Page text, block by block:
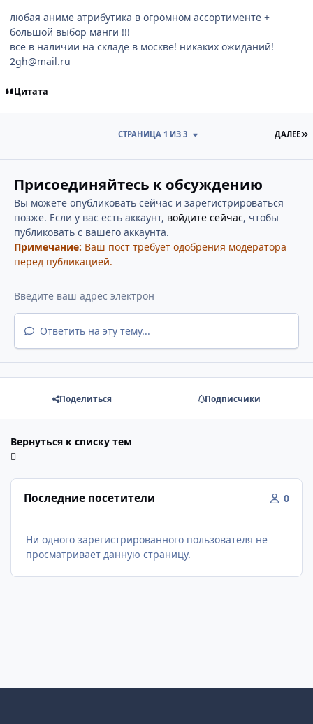
любая аниме атрибутика в огромном ассортименте +
большой выбор манги !!!
всё в наличии на складе в москве! никаких ожиданий!
2gh@mail.ru
Цитата
ДАЛЕЕ
СТРАНИЦА 1 ИЗ 3
Присоединяйтесь к обсуждению
Вы можете опубликовать сейчас и зарегистрироваться
позже. Если у вас есть аккаунт, войдите сейчас, чтобы
публиковать с вашего аккаунта.
Примечание: Ваш пост требует одобрения модератора
перед публикацией.
Ответить на эту тему...
Поделиться Подписчики
Вернуться к списку тем
Последние посетители 0
Ни одного зарегистрированного пользователя не
просматривает данную страницу.